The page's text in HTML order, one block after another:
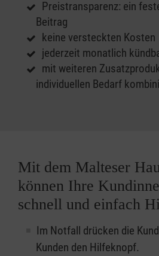
Preistransparenz: ein
Beitrag
keine versteckten Kosten
jederzeit monatlich
mit weiteren
individuellen Bedarf
Mit dem Malteser
können Ihre
schnell und einfach
Im Notfall drücken die
Kunden den Hilfeknopf.